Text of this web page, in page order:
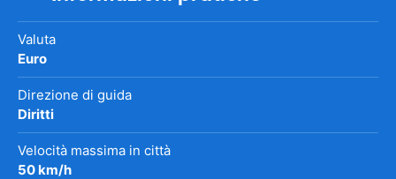
Valuta
Euro
Direzione di guida
Diritti
Velocità massima in città
50 km/h